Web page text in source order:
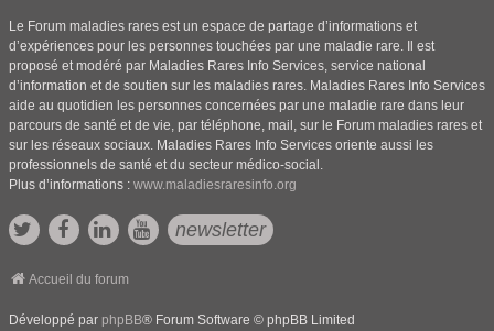
Le Forum maladies rares est un espace de partage d’informations et
d’expériences pour les personnes touchées par une maladie rare. Il est
proposé et modéré par Maladies Rares Info Services, service national
d’information et de soutien sur les maladies rares. Maladies Rares Info Services
aide au quotidien les personnes concernées par une maladie rare dans leur
parcours de santé et de vie, par téléphone, mail, sur le Forum maladies rares et
sur les réseaux sociaux. Maladies Rares Info Services oriente aussi les
professionnels de santé et du secteur médico-social.
Plus d’informations : www.maladiesraresinfo.org
newsletter
Accueil du forum
Développé par phpBB® Forum Software © phpBB Limited